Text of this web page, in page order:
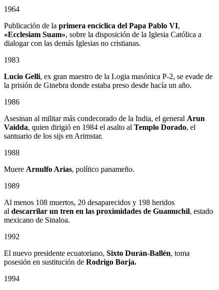
1964
Publicación de la primera encíclica del Papa Pablo VI,
«Ecclesiam Suam», sobre la disposición de la Iglesia Católica a
dialogar con las demás Iglesias no cristianas.
1983
Lucio Gelli, ex gran maestro de la Logia masónica P-2, se evade de
la prisión de Ginebra donde estaba preso desde hacía un año.
1986
Asesinan al militar más condecorado de la India, el general Arun
Vaidda, quien dirigió en 1984 el asalto al Templo Dorado, el
santuario de los sijs en Arimstar.
1988
Muere Arnulfo Arias, político panameño.
1989
Al menos 108 muertos, 20 desaparecidos y 198 heridos
al descarrilar un tren en las proximidades de Guamuchil, estado
mexicano de Sinaloa.
1992
El nuevo presidente ecuatoriano, Sixto Durán-Ballén, toma
posesión en sustitución de Rodrigo Borja.
1994